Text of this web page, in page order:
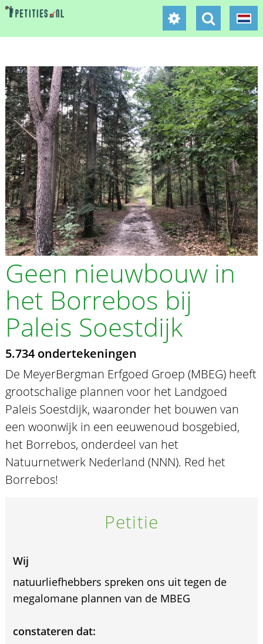
Geen nieuwbouw in
het Borrebos bij
Paleis Soestdijk
5.734 ondertekeningen
De MeyerBergman Erfgoed Groep (MBEG) heeft
grootschalige plannen voor het Landgoed
Paleis Soestdijk, waaronder het bouwen van
een woonwijk in een eeuwenoud bosgebied,
het Borrebos, onderdeel van het
Natuurnetwerk Nederland (NNN). Red het
Borrebos!
Petitie
Wij
natuurliefhebbers spreken ons uit tegen de
megalomane plannen van de MBEG
constateren dat: